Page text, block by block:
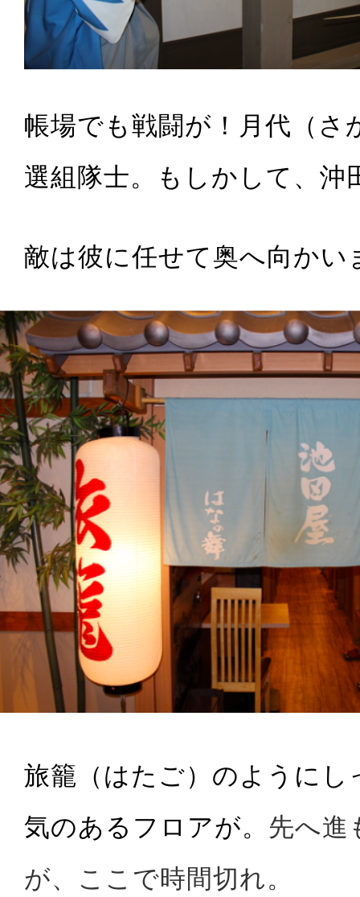
帳場でも戦闘が！月代（さ
選組隊士。もしかして、沖
敵は彼に任せて奥へ向かい
旅籠（はたご）のように
気のあるフロアが。 先へ進
が、ここで時間切れ。